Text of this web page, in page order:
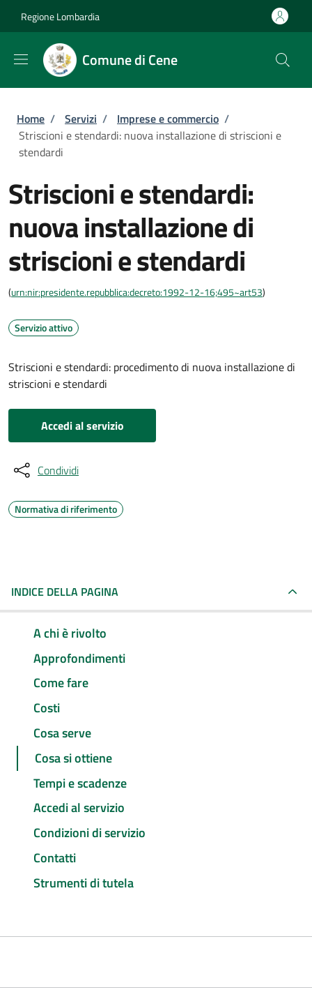
Regione Lombardia
Comune di Cene
Briciole di pane
Home / Servizi / Imprese e commercio /
Striscioni e stendardi: nuova installazione di striscioni e
stendardi
Striscioni e stendardi:
nuova installazione di
striscioni e stendardi
(urn:nir:presidente.repubblica:decreto:1992-12-16;495~art53)
Servizio attivo
Striscioni e stendardi: procedimento di nuova installazione di
striscioni e stendardi
Accedi al servizio
Condividi
Normativa di riferimento
INDICE DELLA PAGINA
A chi è rivolto
Approfondimenti
Come fare
Costi
Cosa serve
Cosa si ottiene
Tempi e scadenze
Accedi al servizio
Condizioni di servizio
Contatti
Strumenti di tutela